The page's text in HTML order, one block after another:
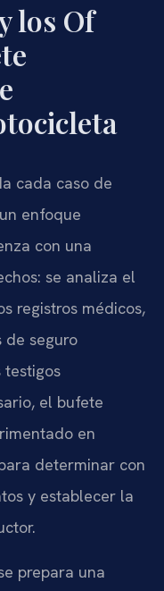
los Of
cada caso de
enfoque
con una
se analiza el
registros médicos,
de seguro
testigos
el bufete
en
determinar con
y establecer la
prepara una